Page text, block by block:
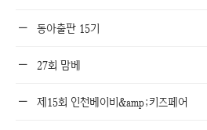
동아출판 15기
27회 맘베
제15회 인천베이비&amp;키즈페어